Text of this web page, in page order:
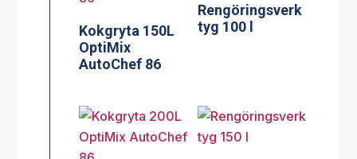
Kokgryta 150L
OptiMix
AutoChef 86
Rengöringsverk
tyg 100 l